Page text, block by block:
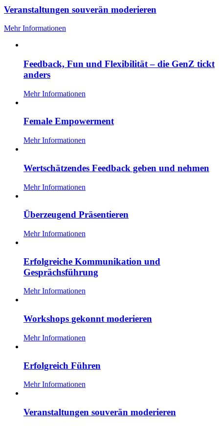
Veranstaltungen souverän moderieren
Mehr Informationen
Feedback, Fun und Flexibilität – die GenZ tickt
anders
Mehr Informationen
Female Empowerment
Mehr Informationen
Wertschätzendes Feedback geben und nehmen
Mehr Informationen
Überzeugend Präsentieren
Mehr Informationen
Erfolgreiche Kommunikation und
Gesprächsführung
Mehr Informationen
Workshops gekonnt moderieren
Mehr Informationen
Erfolgreich Führen
Mehr Informationen
Veranstaltungen souverän moderieren